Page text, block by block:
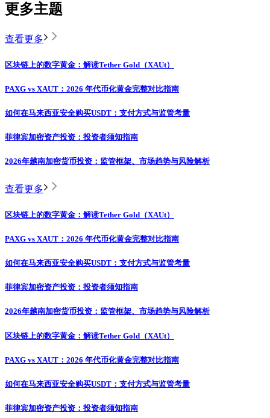
更多主题
查看更多
区块链上的数字黄金：解读Tether Gold（XAUt）
PAXG vs XAUT：2026 年代币化黄金完整对比指南
如何在马来西亚安全购买USDT：支付方式与监管考量
菲律宾加密资产投资：投资者须知指南
2026年越南加密货币投资：监管框架、市场趋势与风险解析
查看更多
区块链上的数字黄金：解读Tether Gold（XAUt）
PAXG vs XAUT：2026 年代币化黄金完整对比指南
如何在马来西亚安全购买USDT：支付方式与监管考量
菲律宾加密资产投资：投资者须知指南
2026年越南加密货币投资：监管框架、市场趋势与风险解析
区块链上的数字黄金：解读Tether Gold（XAUt）
PAXG vs XAUT：2026 年代币化黄金完整对比指南
如何在马来西亚安全购买USDT：支付方式与监管考量
菲律宾加密资产投资：投资者须知指南